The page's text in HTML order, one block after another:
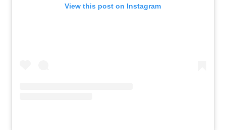
View this post on Instagram